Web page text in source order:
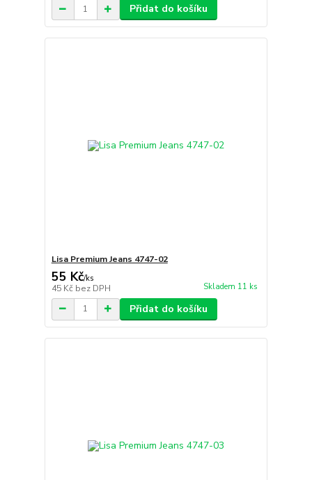
Přidat do košíku
Lisa Premium Jeans 4747-02
55 Kč/ks
45 Kč bez DPH Skladem 11 ks
Přidat do košíku